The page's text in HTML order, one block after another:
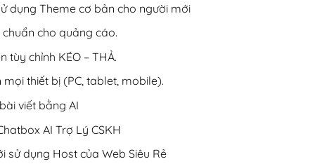
dụng Theme cơ bản cho người mới
chuẩn cho quảng cáo.
tùy chỉnh KÉO – THẢ.
thiết bị (PC, tablet, mobile).
viết bằng AI
AI Trợ Lý CSKH
sử dụng Host của Web Siêu Rẻ